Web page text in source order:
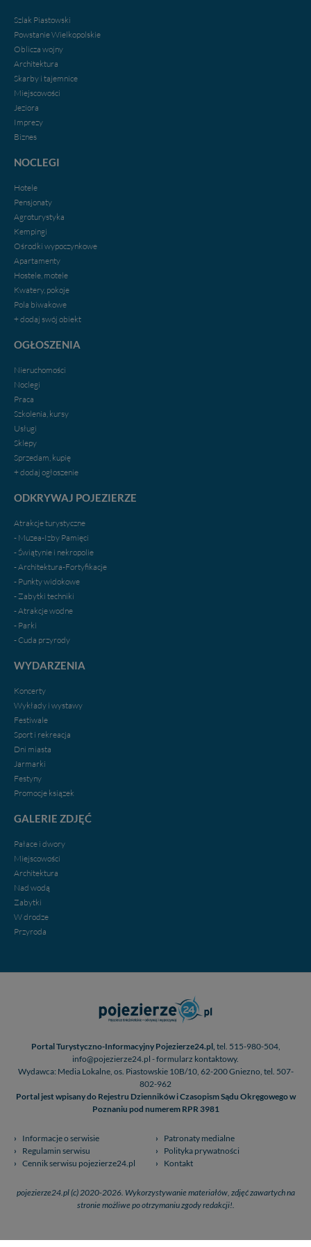
Szlak Piastowski
Powstanie Wielkopolskie
Oblicza wojny
Architektura
Skarby i tajemnice
Miejscowości
Jeziora
Imprezy
Biznes
NOCLEGI
Hotele
Pensjonaty
Agroturystyka
Kempingi
Ośrodki wypoczynkowe
Apartamenty
Hostele, motele
Kwatery, pokoje
Pola biwakowe
+ dodaj swój obiekt
OGŁOSZENIA
Nieruchomości
Noclegi
Praca
Szkolenia, kursy
Usługi
Sklepy
Sprzedam, kupię
+ dodaj ogłoszenie
ODKRYWAJ POJEZIERZE
Atrakcje turystyczne
- Muzea-Izby Pamięci
- Świątynie i nekropolie
- Architektura-Fortyfikacje
- Punkty widokowe
- Zabytki techniki
- Atrakcje wodne
- Parki
- Cuda przyrody
WYDARZENIA
Koncerty
Wykłady i wystawy
Festiwale
Sport i rekreacja
Dni miasta
Jarmarki
Festyny
Promocje ksiązek
GALERIE ZDJĘĆ
Pałace i dwory
Miejscowości
Architektura
Nad wodą
Zabytki
W drodze
Przyroda
Portal Turystyczno-Informacyjny Pojezierze24.pl, tel. 515-980-504,
info@pojezierze24.pl - formularz kontaktowy.
Wydawca: Media Lokalne, os. Piastowskie 10B/10, 62-200 Gniezno, tel. 507-
802-962
Portal jest wpisany do Rejestru Dzienników i Czasopism Sądu Okręgowego w
Poznaniu pod numerem RPR 3981
Informacje o serwisie
Patronaty medialne
Regulamin serwisu
Polityka prywatności
Cennik serwisu pojezierze24.pl
Kontakt
pojezierze24.pl (c) 2020-2026. Wykorzystywanie materiałów, zdjęć zawartych na
stronie możliwe po otrzymaniu zgody redakcji!.
priorytetowe, bez poinformowania Ciebie nie będziemy
zmieniać zakresu naszych uprawnień. Twoje dane są u
nas bezpieczne, jeśli masz wątpliwości co do naszych
intencji, zawsze możesz wycofać swoją zgodę. Więcej
informacji uzyskach w naszej
Klikając znak X lub przycisk PRZEJDŹ DO SERWISU
wyrażasz zgodę na przetwarzanie Twoich danych.
Nasz serwis nie wykorzystuje oraz nie udostępnia
Twoich danych innym podmiotom oraz osobom
Twoich danych jest elementem usługi (przekazanie
w przypadku rezerwacji usług typu: nocleg, czartery,
itp). Więcej informacji o zasadach i funkcjonalności
serwisu w
Administratorem Twoich danych jest firma: Media
Lokalne Karol Soberski, z siedzibą w Gnieźnie, na os.
Piastowskim 10B/10. Możesz z nami skontaktować się
za pośrednictwem tej
danych, zażądać ich poprawienia lub usunięcia,
zabronić ich przetwarzania. Pamiętaj jednak, że nie
praw w odniesieniu do informacji zawartych w plikach
cookies. Twoja przeglądarka umożliwia Ci skasowanie
zrobić za Ciebie.
Pojezierze Gnieźnieńskie - na weekend, wycieczkę,
wakacje...